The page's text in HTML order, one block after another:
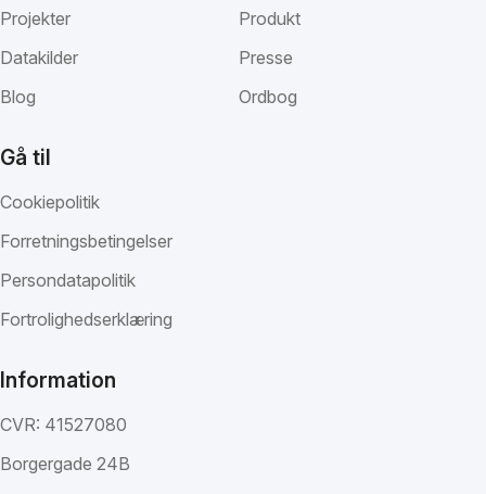
Projekter
Datakilder
Blog
Produkt
Presse
Ordbog
Gå til
Cookiepolitik
Forretningsbetingelser
Persondatapolitik
Fortrolighedserklæring
Information
CVR: 41527080
Borgergade 24B